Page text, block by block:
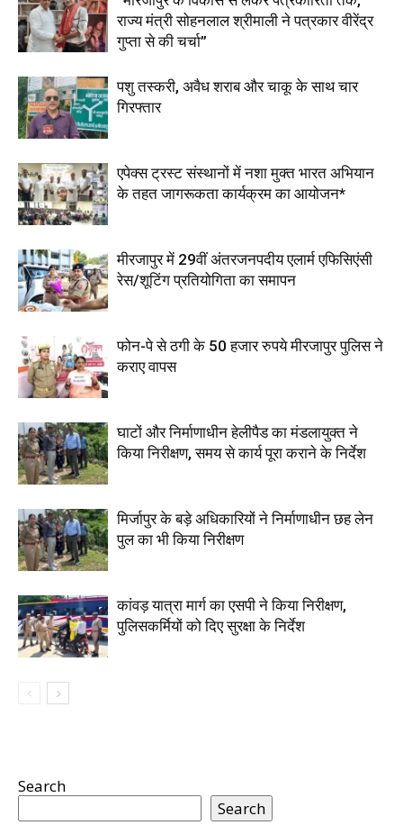
राज्य मंत्री सोहनलाल श्रीमाली ने पत्रकार वीरेंद्र
गुप्ता से की चर्चा”
पशु तस्करी, अवैध शराब और चाकू के साथ चार
गिरफ्तार
एपेक्स ट्रस्ट संस्थानों में नशा मुक्त भारत अभियान
के तहत जागरूकता कार्यक्रम का आयोजन*
मीरजापुर में 29वीं अंतरजनपदीय एलार्म एफिसिएंसी
रेस/शूटिंग प्रतियोगिता का समापन
फोन-पे से ठगी के 50 हजार रुपये मीरजापुर पुलिस ने
कराए वापस
घाटों और निर्माणाधीन हेलीपैड का मंडलायुक्त ने
किया निरीक्षण, समय से कार्य पूरा कराने के निर्देश
मिर्जापुर के बड़े अधिकारियों ने निर्माणाधीन छह लेन
पुल का भी किया निरीक्षण
कांवड़ यात्रा मार्ग का एसपी ने किया निरीक्षण,
पुलिसकर्मियों को दिए सुरक्षा के निर्देश
Search
Search